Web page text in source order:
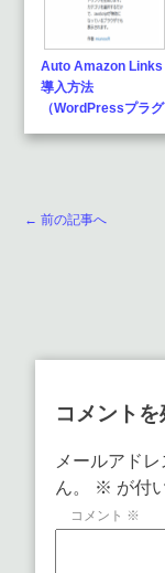
Auto Amazon Links
導入方法
（WordPressプラグ
← 前の記事へ
コメントを
メールアド
ん。
※ が付
コメント ※